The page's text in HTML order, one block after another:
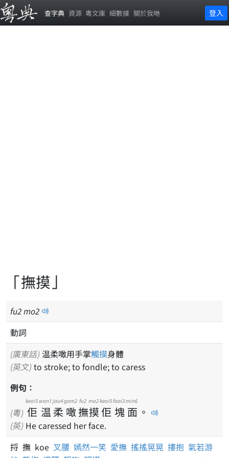
查字典 資源 粵文庫 細數據 關於我哋 登入
「撫摸」
fu2mo2
動詞
(廣東話) 温柔噉用手掌觸摸身體
(英文) to stroke; to fondle; to caress
例句：
(粵) 佢
keoi5
温
wan1
柔
jau4
噉
gam2
撫
fu2
摸
mo2
佢
keoi5
塊
faai3
面
min6
。
(英) He caressed her face.
捋 撫 koe 叉腰 嫣然一笑 愛撫 搖搖晃晃 摟抱 氣若游